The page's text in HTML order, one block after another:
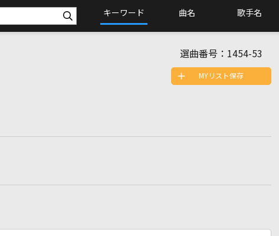
キーワード 曲名 歌手名
選曲番号： 1454-53
MYリスト保存